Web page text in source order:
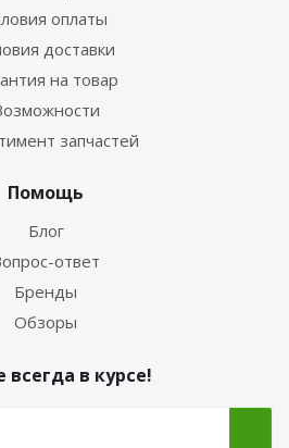
оплаты
доставки
на товар
запчастей
Помощь
Блог
ответ
Бренды
Обзоры
всегда в курсе!